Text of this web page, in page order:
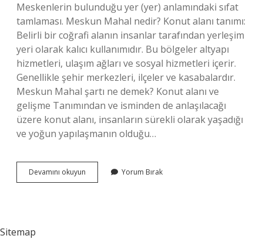
Meskenlerin bulunduğu yer (yer) anlamındaki sıfat
tamlaması. Meskun Mahal nedir? Konut alanı tanımı:
Belirli bir coğrafi alanın insanlar tarafından yerleşim
yeri olarak kalıcı kullanımıdır. Bu bölgeler altyapı
hizmetleri, ulaşım ağları ve sosyal hizmetleri içerir.
Genellikle şehir merkezleri, ilçeler ve kasabalardır.
Meskun Mahal şartı ne demek? Konut alanı ve
gelişme Tanımından ve isminden de anlaşılacağı
üzere konut alanı, insanların sürekli olarak yaşadığı
ve yoğun yapılaşmanın olduğu…
Devamını okuyun
Mahal
Yorum Bırak
Sitemap